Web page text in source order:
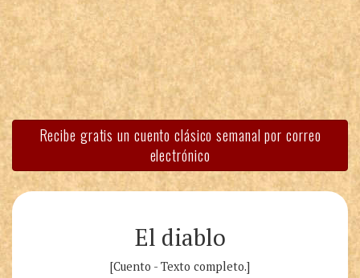
Recibe gratis un cuento clásico semanal por correo
electrónico
El diablo
[Cuento - Texto completo.]